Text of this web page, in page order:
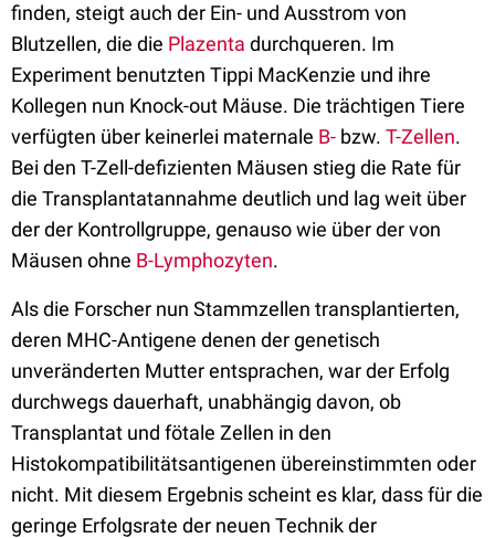
finden, steigt auch der Ein- und Ausstrom von
Blutzellen, die die Plazenta durchqueren. Im
Experiment benutzten Tippi MacKenzie und ihre
Kollegen nun Knock-out Mäuse. Die trächtigen Tiere
verfügten über keinerlei maternale B- bzw. T-Zellen.
Bei den T-Zell-defizienten Mäusen stieg die Rate für
die Transplantatannahme deutlich und lag weit über
der der Kontrollgruppe, genauso wie über der von
Mäusen ohne B-Lymphozyten.
Als die Forscher nun Stammzellen transplantierten,
deren MHC-Antigene denen der genetisch
unveränderten Mutter entsprachen, war der Erfolg
durchwegs dauerhaft, unabhängig davon, ob
Transplantat und fötale Zellen in den
Histokompatibilitätsantigenen übereinstimmten oder
nicht. Mit diesem Ergebnis scheint es klar, dass für die
geringe Erfolgsrate der neuen Technik der